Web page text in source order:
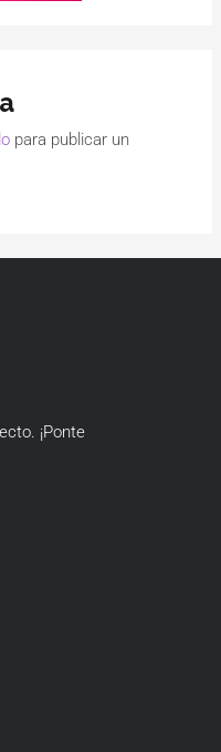
para publicar un
¡Ponte